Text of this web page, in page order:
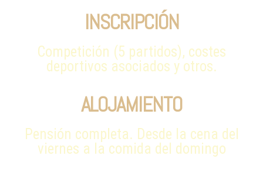
INSCRIPCIÓN
Competición (5 partidos), costes
deportivos asociados y otros.
ALOJAMIENTO
Pensión completa. Desde la cena del
viernes a la comida del domingo